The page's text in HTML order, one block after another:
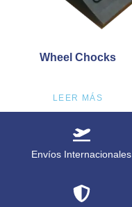
Wheel Chocks
LEER MÁS
Envíos Internacionales